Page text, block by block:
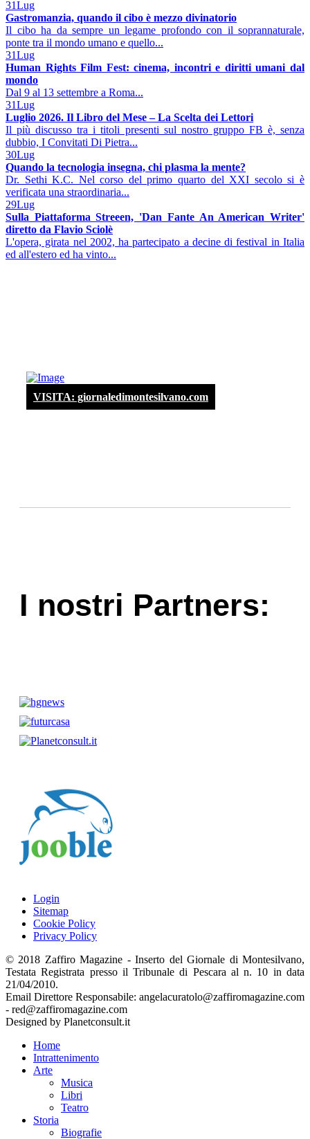
31Lug
Gastromanzia, quando il cibo è mezzo divinatorio
Il cibo ha da sempre un legame profondo con il soprannaturale,
ponte tra il mondo umano e quello...
31Lug
Human Rights Film Fest: cinema, incontri e diritti umani dal
mondo
Dal 9 al 13 settembre a Roma...
31Lug
Luglio 2026. Il Libro del Mese – La Scelta dei Lettori
Il più discusso tra i titoli presenti sul nostro gruppo FB è, senza
dubbio, I Convitati Di Pietra...
30Lug
Quando la tecnologia insegna, chi plasma la mente?
Dr. Sethi K.C. Nel corso del primo quarto del XXI secolo si è
verificata una straordinaria...
29Lug
Sulla Piattaforma Streeen, 'Dan Fante An American Writer'
diretto da Flavio Sciolè
L'opera, girata nel 2002, ha partecipato a decine di festival in Italia
ed all'estero ed ha vinto...
VISITA: giornaledimontesilvano.com
I nostri Partners:
Login
Sitemap
Cookie Policy
Privacy Policy
© 2018 Zaffiro Magazine - Inserto del Giornale di Montesilvano,
Testata Registrata presso il Tribunale di Pescara al n. 10 in data
21/04/2010.
Email Direttore Responsabile: angelacuratolo@zaffiromagazine.com
- red@zaffiromagazine.com
Designed by Planetconsult.it
Home
Intrattenimento
Arte
Musica
Libri
Teatro
Storia
Biografie